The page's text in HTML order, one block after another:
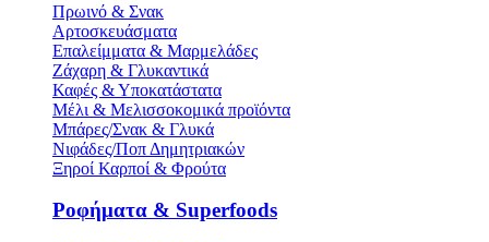
Πρωινό & Σνακ
Αρτοσκευάσματα
Επαλείμματα & Μαρμελάδες
Ζάχαρη & Γλυκαντικά
Καφές & Υποκατάστατα
Μέλι & Μελισσοκομικά προϊόντα
Μπάρες/Σνακ & Γλυκά
Νιφάδες/Ποπ Δημητριακών
Ξηροί Καρποί & Φρούτα
Ροφήματα & Superfoods